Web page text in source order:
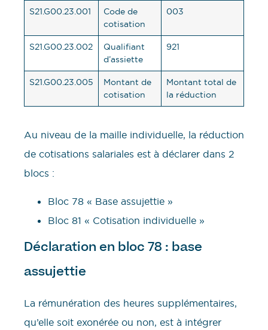
S21.G00.23.001
Code de
cotisation
003
S21.G00.23.002
Qualifiant
d’assiette
921
S21.G00.23.005
Montant de
cotisation
Montant total de
la réduction
Au niveau de la maille individuelle, la réduction
de cotisations salariales est à déclarer dans 2
blocs :
Bloc 78 « Base assujettie »
Bloc 81 « Cotisation individuelle »
Déclaration en bloc 78 : base
assujettie
La rémunération des heures supplémentaires,
qu’elle soit exonérée ou non, est à intégrer